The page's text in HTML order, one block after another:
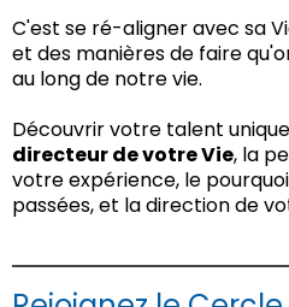
Imaginez : tout laisser
qui va se passer, sans
Un véritablesaut de la foi
très limitée. J’avais réservé
et c’était tout. La peur était
qui va se passer ? »«
Mais en même temps, un
ma place, de me sentir
saut.
L’aventure que j’ai
monde n’a pas été un
C'est se ré-aligner avec sa
et des manières de faire
au long de notre vie.
Découvrir votre talent
directeur de votre Vie, la
votre expérience, le
passées, et la direction de